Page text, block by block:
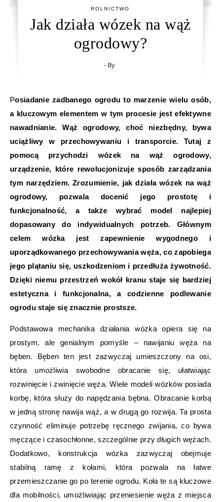
ROLNICTWO
Jak działa wózek na wąż
ogrodowy?
- By
Posiadanie zadbanego ogrodu to marzenie wielu osób,
a kluczowym elementem w tym procesie jest efektywne
nawadnianie. Wąż ogrodowy, choć niezbędny, bywa
uciążliwy w przechowywaniu i transporcie. Tutaj z
pomocą przychodzi wózek na wąż ogrodowy,
urządzenie, które rewolucjonizuje sposób zarządzania
tym narzędziem. Zrozumienie, jak działa wózek na wąż
ogrodowy, pozwala docenić jego prostotę i
funkcjonalność, a także wybrać model najlepiej
dopasowany do indywidualnych potrzeb. Głównym
celem wózka jest zapewnienie wygodnego i
uporządkowanego przechowywania węża, co zapobiega
jego plątaniu się, uszkodzeniom i przedłuża żywotność.
Dzięki niemu przestrzeń wokół kranu staje się bardziej
estetyczna i funkcjonalna, a codzienne podlewanie
ogrodu staje się znacznie prostsze.
Podstawowa mechanika działania wózka opiera się na
prostym, ale genialnym pomyśle – nawijaniu węża na
bęben. Bęben ten jest zazwyczaj umieszczony na osi,
która umożliwia swobodne obracanie się, ułatwiając
rozwinięcie i zwinięcie węża. Wiele modeli wózków posiada
korbę, która służy do napędzania bębna. Obracanie korbą
w jedną stronę nawija wąż, a w drugą go rozwija. Ta prosta
czynność eliminuje potrzebę ręcznego zwijania, co bywa
męczące i czasochłonne, szczególnie przy długich wężach.
Dodatkowo, konstrukcja wózka zazwyczaj obejmuje
stabilną ramę z kołami, która pozwala na łatwe
przemieszczanie go po terenie ogrodu. Koła te są kluczowe
dla mobilności, umożliwiając przeniesienie węża z miejsca